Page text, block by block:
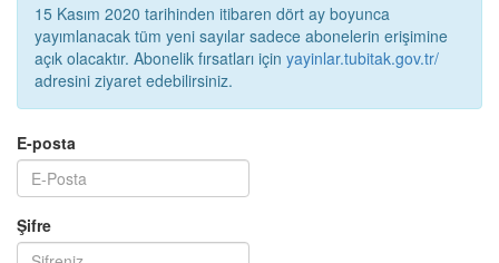
15 Kasım 2020 tarihinden itibaren dört ay boyunca
yayımlanacak tüm yeni sayılar sadece abonelerin erişimine
açık olacaktır. Abonelik fırsatları için yayinlar.tubitak.gov.tr/
adresini ziyaret edebilirsiniz.
E-posta
Şifre